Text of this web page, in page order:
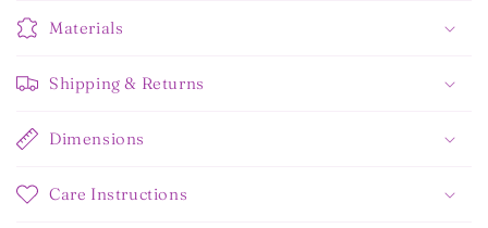
Materials
Shipping & Returns
Dimensions
Care Instructions